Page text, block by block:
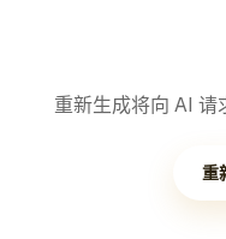
重新生成将向 AI 请
重